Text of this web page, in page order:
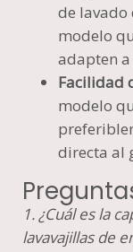
de lavado
modelo
adapten a
Facilidad
modelo
directa al
1. ¿Cuál es la
lavavajillas de